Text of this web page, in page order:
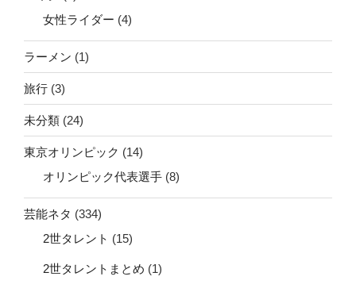
女性ライダー (4)
ラーメン (1)
旅行 (3)
未分類 (24)
東京オリンピック (14)
オリンピック代表選手 (8)
芸能ネタ (334)
2世タレント (15)
2世タレントまとめ (1)